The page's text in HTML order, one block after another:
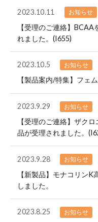
2023.10.11 お知らせ
【受理のご連絡】
れました。(I655)
2023.10.5 お知らせ
【製品案内/特集】フェ
2023.9.29 お知らせ
【受理のご連絡】ザク
品が受理されました。
2023.9.28 お知らせ
【新製品】モナコリン
しました。
2023.8.25 お知らせ